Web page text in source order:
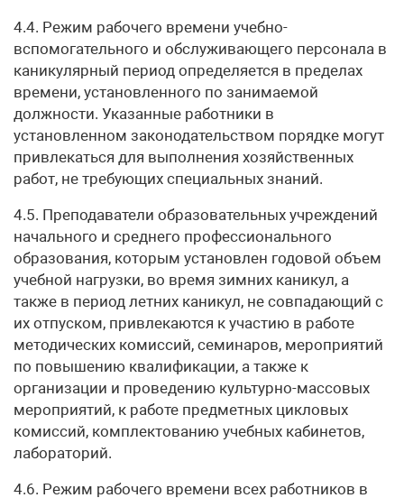
4.4. Режим рабочего времени учебно-
вспомогательного и обслуживающего персонала в
каникулярный период определяется в пределах
времени, установленного по занимаемой
должности. Указанные работники в
установленном законодательством порядке могут
привлекаться для выполнения хозяйственных
работ, не требующих специальных знаний.
4.5. Преподаватели образовательных учреждений
начального и среднего профессионального
образования, которым установлен годовой объем
учебной нагрузки, во время зимних каникул, а
также в период летних каникул, не совпадающий с
их отпуском, привлекаются к участию в работе
методических комиссий, семинаров, мероприятий
по повышению квалификации, а также к
организации и проведению культурно-массовых
мероприятий, к работе предметных цикловых
комиссий, комплектованию учебных кабинетов,
лабораторий.
4.6. Режим рабочего времени всех работников в